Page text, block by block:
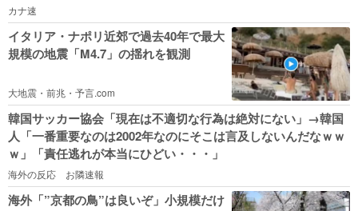
カナ速
イタリア・ナポリ近郊で過去40年で最大
規模の地震「M4.7」の揺れを観測
大地震・前兆・予言.com
韓国サッカー協会「現在は不適切な行為は絶対にない」→韓国
人「一番重要なのは2002年なのにそこは言及しないんだなｗｗ
ｗ」「責任逃れが本当にひどい・・・」
海外の反応 お隣速報
海外「”京都の鳥”は良いぞ」小規模だけ